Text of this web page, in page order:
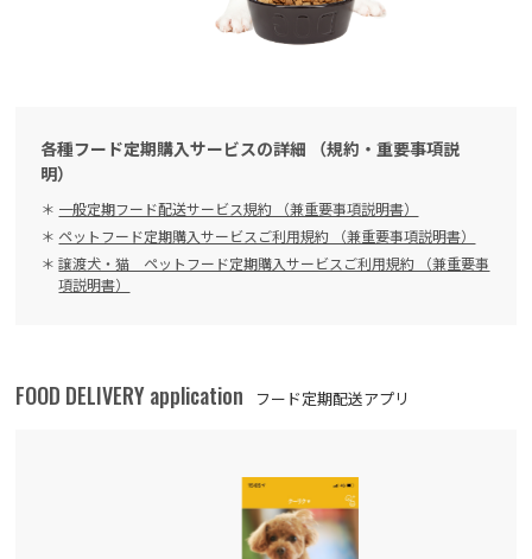
各種フード定期購入サービスの詳細 （規約・重要事項説
明）
一般定期フード配送サービス規約 （兼重要事項説明書）
ペットフード定期購入サービスご利用規約 （兼重要事項説明書）
譲渡犬・猫 ペットフード定期購入サービスご利用規約 （兼重要事
項説明書）
FOOD DELIVERY application フード定期配送アプリ